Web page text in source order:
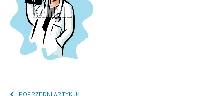
POPRZEDNI ARTYKUŁ